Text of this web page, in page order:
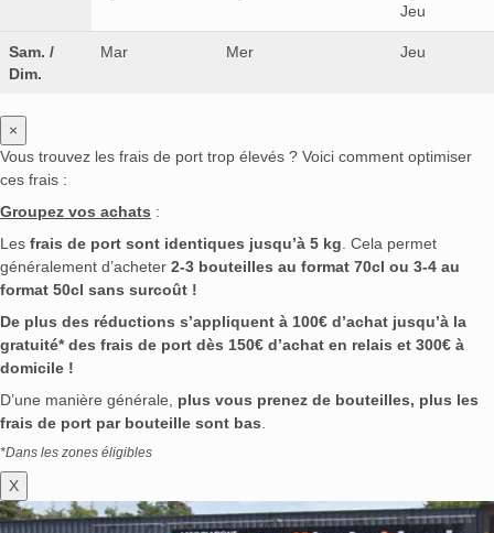
Jeu
Sam. /
Dim.
Mar Mer Jeu
×
Vous trouvez les frais de port trop élevés ? Voici comment optimiser
ces frais :
Groupez vos achats :
Les frais de port sont identiques jusqu’à 5 kg. Cela permet
généralement d’acheter 2-3 bouteilles au format 70cl ou 3-4 au
format 50cl sans surcoût !
De plus des réductions s’appliquent à 100€ d’achat jusqu’à la
gratuité* des frais de port dès 150€ d’achat en relais et 300€ à
domicile !
D’une manière générale, plus vous prenez de bouteilles, plus les
frais de port par bouteille sont bas.
*Dans les zones éligibles
X